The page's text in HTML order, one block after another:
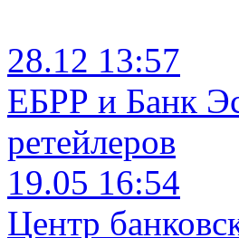
28.12 13:57
ЕБРР и Банк
ретейлеров
19.05 16:54
Центр